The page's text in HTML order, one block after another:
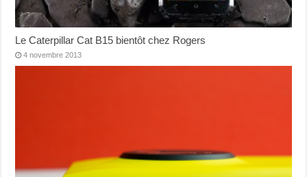
Le Caterpillar Cat B15 bientôt chez Rogers
4 novembre 2013